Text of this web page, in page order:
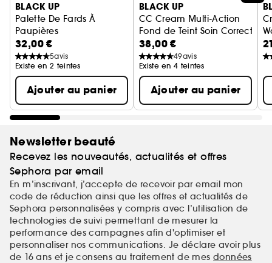
BLACK UP
Palette De Fards À
Paupières
Palette De Fards A Paupières
32,00 €
5avis
Existe en 2 teintes
Ajouter au panier
BLACK UP
CC Cream Multi-Action
Fond de Teint Soin Correcteur
38,00 €
49avis
Existe en 4 teintes
Ajouter au panier
Newsletter beauté
Recevez les nouveautés, actualités et offres
Sephora par email
En m’inscrivant, j’accepte de recevoir par email mon
code de réduction ainsi que les offres et actualités de
Sephora personnalisées y compris avec l’utilisation de
technologies de suivi permettant de mesurer la
performance des campagnes afin d'optimiser et
personnaliser nos communications. Je déclare avoir plus
de 16 ans et je consens au traitement de mes données